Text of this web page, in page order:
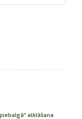
atklāšana